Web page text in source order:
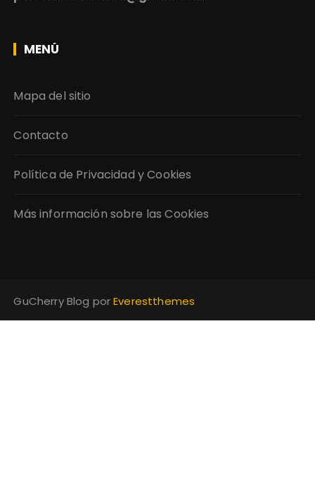
MENÚ
Mapa del sitio
Contacto
Política de Privacidad y Cookies
Más información sobre las Cookies
GuCherry Blog porEverestthemes